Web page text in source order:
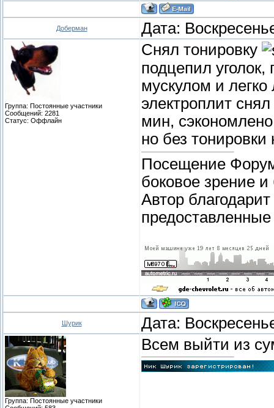
Доберман Дата:
Группа: Постоянные участники
Сообщений: 2281
Статус: Оффлайн
Снял тонировку
подцепил
мускулом и
электроплит
мин,
но без
Посещение
боковое зрение и
Автор
Шурик Дата:
Группа: Постоянные участники
Всем выйти из